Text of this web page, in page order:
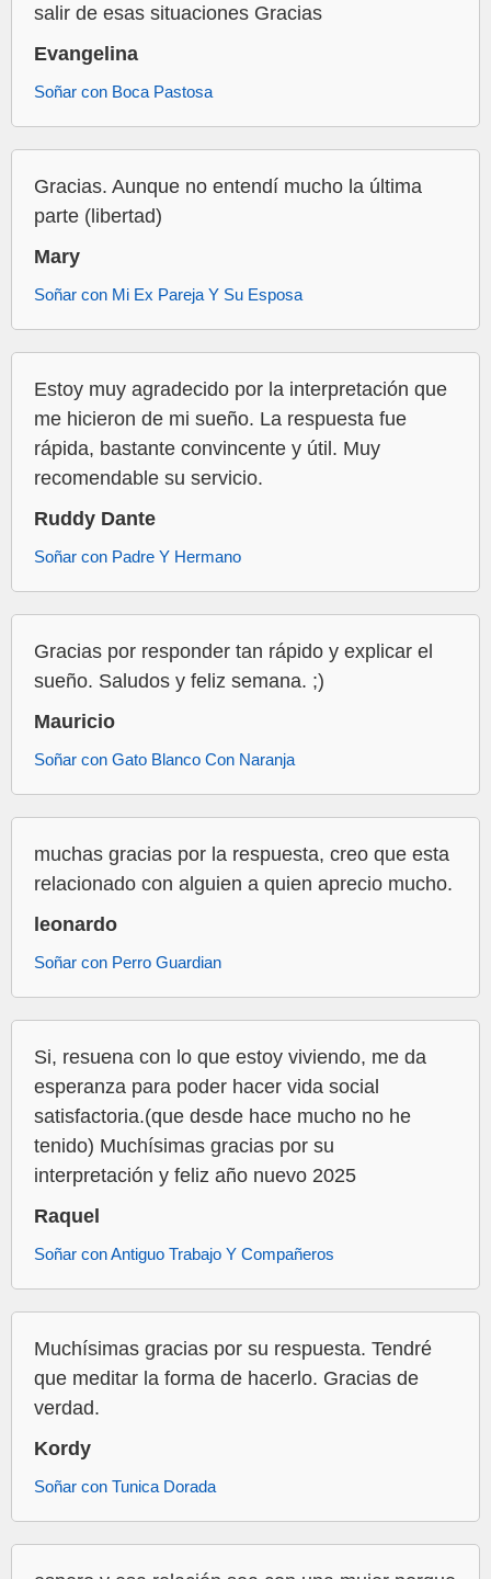
salir de esas situaciones Gracias
Evangelina
Soñar con Boca Pastosa
Gracias. Aunque no entendí mucho la última
parte (libertad)
Mary
Soñar con Mi Ex Pareja Y Su Esposa
Estoy muy agradecido por la interpretación que
me hicieron de mi sueño. La respuesta fue
rápida, bastante convincente y útil. Muy
recomendable su servicio.
Ruddy Dante
Soñar con Padre Y Hermano
Gracias por responder tan rápido y explicar el
sueño. Saludos y feliz semana. ;)
Mauricio
Soñar con Gato Blanco Con Naranja
muchas gracias por la respuesta, creo que esta
relacionado con alguien a quien aprecio mucho.
leonardo
Soñar con Perro Guardian
Si, resuena con lo que estoy viviendo, me da
esperanza para poder hacer vida social
satisfactoria.(que desde hace mucho no he
tenido) Muchísimas gracias por su
interpretación y feliz año nuevo 2025
Raquel
Soñar con Antiguo Trabajo Y Compañeros
Muchísimas gracias por su respuesta. Tendré
que meditar la forma de hacerlo. Gracias de
verdad.
Kordy
Soñar con Tunica Dorada